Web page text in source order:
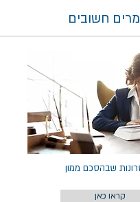
חשובים
שבהסכם ממון
קראו כאן